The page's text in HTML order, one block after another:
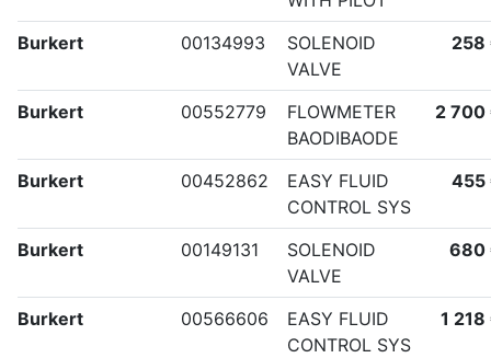
Burkert
00134993
SOLENOID
VALVE
258
Burkert 00552779
FLOWMETER
BAODIBAODE
2 700
Burkert 00452862
EASY FLUID
CONTROL SYS
455
Burkert 00149131
SOLENOID
VALVE
680
Burkert 00566606
EASY FLUID
CONTROL SYS
1 218